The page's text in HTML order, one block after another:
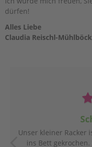
dürfen!
Alles Liebe
Claudia Reischl-
Unser kleiner Racker
ins Bett gekrochen.